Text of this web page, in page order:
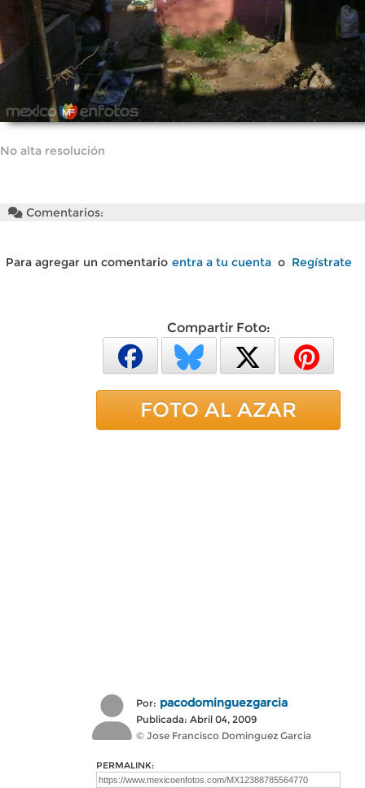
No alta resolución
Comentarios:
Para agregar un comentario entra a tu cuenta o Regístrate
Compartir Foto:
FOTO AL AZAR
Por: pacodominguezgarcia
Publicada: Abril 04, 2009
© Jose Francisco Dominguez Garcia
PERMALINK: